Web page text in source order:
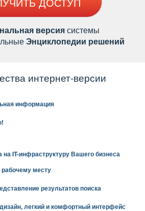
версиясистемы
Энциклопедии решений
интернет-версии
информация
IT-инфраструктуру Вашего бизнеса
рабочему месту
результатов поиска
легкий и комфортный интерфейс